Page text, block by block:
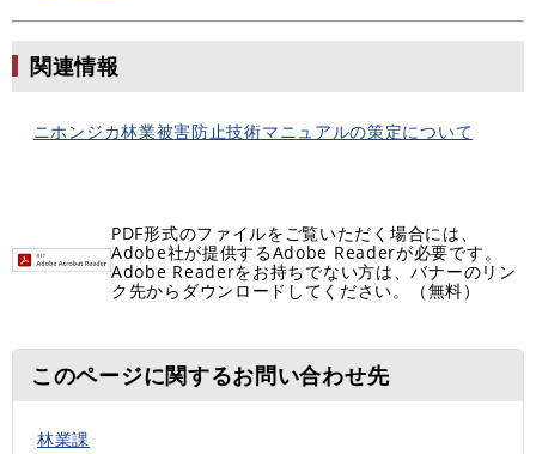
関連情報
ニホンジカ林業被害防止技術マニュアルの策定について
PDF形式のファイルをご覧いただく場合には、
Adobe社が提供するAdobe Readerが必要です。
Adobe Readerをお持ちでない方は、バナーのリン
ク先からダウンロードしてください。（無料）
このページに関するお問い合わせ先
林業課